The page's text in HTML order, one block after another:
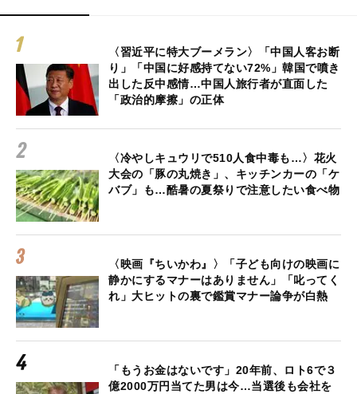
〈習近平に特大ブーメラン〉「中国人客お断
り」「中国に好感持てない72%」韓国で噴き
出した反中感情…中国人旅行者が直面した
「政治的摩擦」の正体
〈冷やしキュウリで510人食中毒も…〉花火
大会の「豚の丸焼き」、キッチンカーの「ケ
バブ」も…酷暑の夏祭りで注意したい食べ物
〈映画『ちいかわ』〉「子ども向けの映画に
静かにするマナーはありません」「叱ってく
れ」大ヒットの裏で鑑賞マナー論争が白熱
「もうお金はないです」20年前、ロト6で３
億2000万円当てた男は今…当選後も会社を